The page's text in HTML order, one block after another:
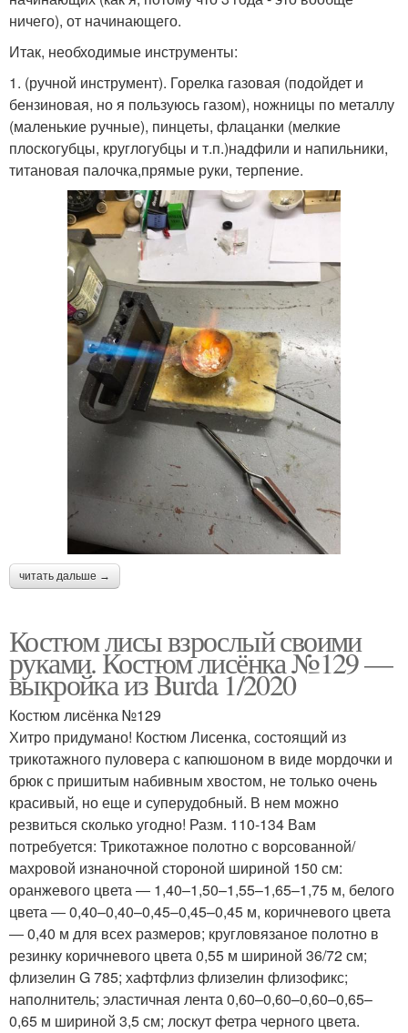
ничего), от начинающего.
Итак, необходимые инструменты:
1. (ручной инструмент). Горелка газовая (подойдет и
бензиновая, но я пользуюсь газом), ножницы по металлу
(маленькие ручные), пинцеты, флацанки (мелкие
плоскогубцы, круглогубцы и т.п.)надфили и напильники,
титановая палочка,прямые руки, терпение.
читать дальше →
Костюм лисы взрослый своими
руками. Костюм лисёнка №129 —
выкройка из Burda 1/2020
Костюм лисёнка №129
Хитро придумано! Костюм Лисенка, состоящий из
трикотажного пуловера с капюшоном в виде мордочки и
брюк с пришитым набивным хвостом, не только очень
красивый, но еще и суперудобный. В нем можно
резвиться сколько угодно! Разм. 110-134 Вам
потребуется: Трикотажное полотно с ворсованной/
махровой изнаночной стороной шириной 150 см:
оранжевого цвета ― 1,40–1,50–1,55–1,65–1,75 м, белого
цвета ― 0,40–0,40–0,45–0,45–0,45 м, коричневого цвета
― 0,40 м для всех размеров; кругловязаное полотно в
резинку коричневого цвета 0,55 м шириной 36/72 см;
флизелин G 785; хафтфлиз флизелин флизофикс;
наполнитель; эластичная лента 0,60–0,60–0,60–0,65–
0,65 м шириной 3,5 см; лоскут фетра черного цвета.